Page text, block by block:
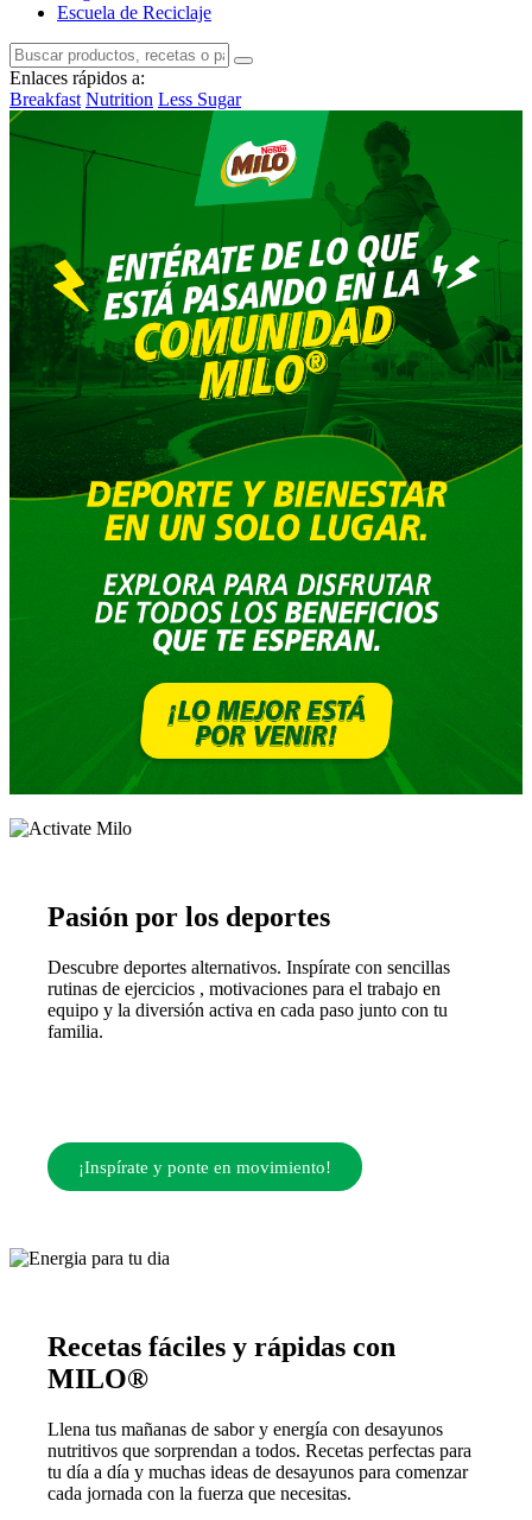
Escuela de Reciclaje
Enlaces rápidos a:
Breakfast Nutrition Less Sugar
Pasión por los deportes
Descubre deportes alternativos. Inspírate con sencillas
rutinas de ejercicios , motivaciones para el trabajo en
equipo y la diversión activa en cada paso junto con tu
familia.
¡Inspírate y ponte en movimiento!
Recetas fáciles y rápidas con
MILO®
Llena tus mañanas de sabor y energía con desayunos
nutritivos que sorprendan a todos. Recetas perfectas para
tu día a día y muchas ideas de desayunos para comenzar
cada jornada con la fuerza que necesitas.